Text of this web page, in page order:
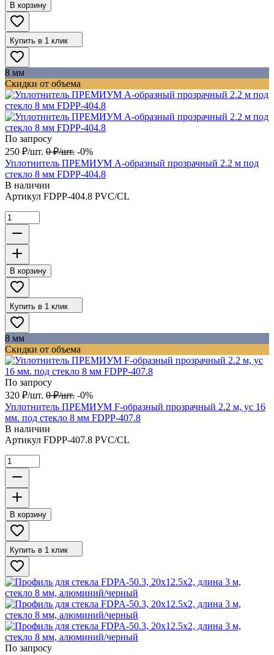
В корзину
Купить в 1 клик
8 мм
Скидки от объема
По запросу
250 ₽/шт. 0 ₽/шт. -0%
Уплотнитель ПРЕМИУМ А-образный прозрачный 2.2 м под
стекло 8 мм FDPP-404.8
В наличии
Артикул FDPP-404.8 PVC/CL
В корзину
Купить в 1 клик
8 мм
Скидки от объема
По запросу
320 ₽/шт. 0 ₽/шт. -0%
Уплотнитель ПРЕМИУМ F-образный прозрачный 2.2 м, ус 16
мм. под стекло 8 мм FDPP-407.8
В наличии
Артикул FDPP-407.8 PVC/CL
В корзину
Купить в 1 клик
По запросу